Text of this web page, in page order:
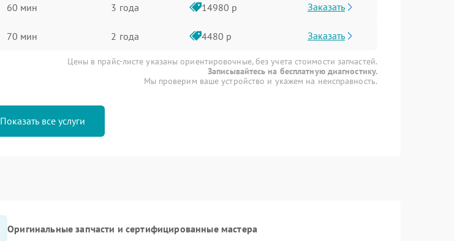
60 мин 3 года 14980 р Заказать
70 мин 2 года 4480 р Заказать
Цены в прайс-листе указаны ориентировочные, без учета стоимости запчастей.
Записывайтесь на бесплатную диагностику.
Мы проверим ваше устройство и укажем на неисправность.
Показать все услуги
Оригинальные запчасти и сертифицированные мастера